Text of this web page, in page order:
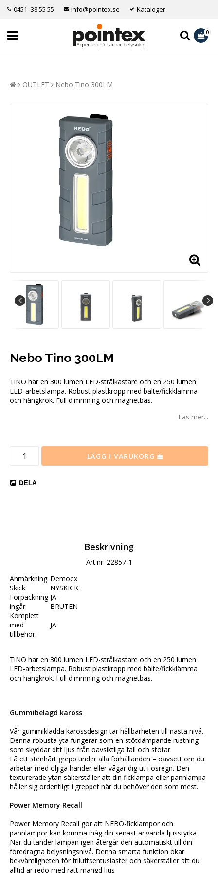
0451- 38 55 55 info@pointex.se Kataloger
0
OUTLET Nebo Tino 300LM
Nebo Tino 300LM
TiNO har en 300 lumen LED-strålkastare och en 250 lumen
LED-arbetslampa. Robust plastkropp med bälte/fickklämma
och hängkrok. Full dimmning och magnetbas.
Läs mer...
LÄGG I VARUKORG
DELA
Beskrivning
Art.nr: 22857-1
Anmärkning: Demoex
Skick:
NYSKICK
Förpackning
ingår:
JA -
BRUTEN
Komplett
med
tillbehör:
JA
TiNO har en 300 lumen LED-strålkastare och en 250 lumen
LED-arbetslampa. Robust plastkropp med bälte/fickklämma
och hängkrok. Full dimmning och magnetbas.
Gummibelagd kaross
Vår gummiklädda karossdesign tar hållbarheten till nästa nivå.
Denna robusta yta fungerar som en stötdämpande rustning
som skyddar ditt ljus från oavsiktliga fall och stötar.
Få ett stenhårt grepp under alla förhållanden – oavsett om du
arbetar med oljiga händer eller vågar dig ut i ösregn. Den
texturerade ytan säkerställer att din ficklampa eller pannlampa
håller sig ordentligt i greppet när du behöver den som mest.
Power Memory Recall
Power Memory Recall gör att NEBO-ficklampor och
pannlampor kan komma ihåg din senast använda ljusstyrka.
När du tänder lampan igen återgår den automatiskt till din
föredragna belysningsnivå. Denna smarta funktion ökar
bekvämligheten för friluftsentusiaster och säkerställer att du
alltid är redo med rätt mängd ljus